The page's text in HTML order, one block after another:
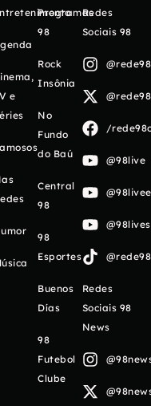
e
Programas
98
Rock
Insônia
No
Fundo
do Baú
Central
98
98
Esportes
Buenos
Días
98
Futebol
Clube
Redes
Sociais 98
/
@98live
Redes
Sociais 98
News